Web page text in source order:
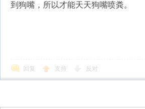
到狗嘴，所以才能天天狗嘴喷粪。
回复 支持 反对